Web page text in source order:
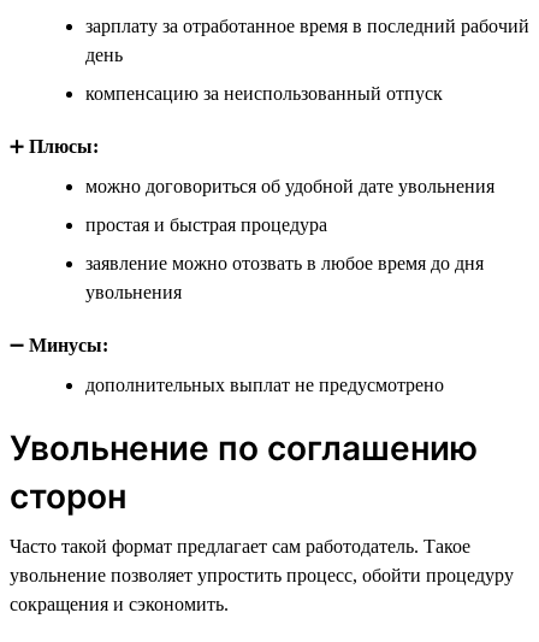
зарплату за отработанное время в последний рабочий
день
компенсацию за неиспользованный отпуск
➕ Плюсы:
можно договориться об удобной дате увольнения
простая и быстрая процедура
заявление можно отозвать в любое время до дня
увольнения
➖ Минусы:
дополнительных выплат не предусмотрено
Увольнение по соглашению
сторон
Часто такой формат предлагает сам работодатель. Такое
увольнение позволяет упростить процесс, обойти процедуру
сокращения и сэкономить.